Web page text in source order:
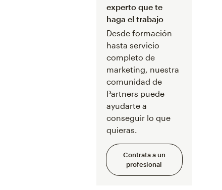
experto que te
haga el trabajo
Desde formación
hasta servicio
completo de
marketing, nuestra
comunidad de
Partners puede
ayudarte a
conseguir lo que
quieras.
Contrata a un
profesional